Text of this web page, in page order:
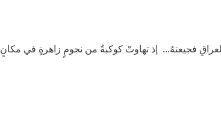
فجيعتهُ... إذ تهاوتْ كوكبةٌ من نجومٍ زاهرةٍ في مكانٍ